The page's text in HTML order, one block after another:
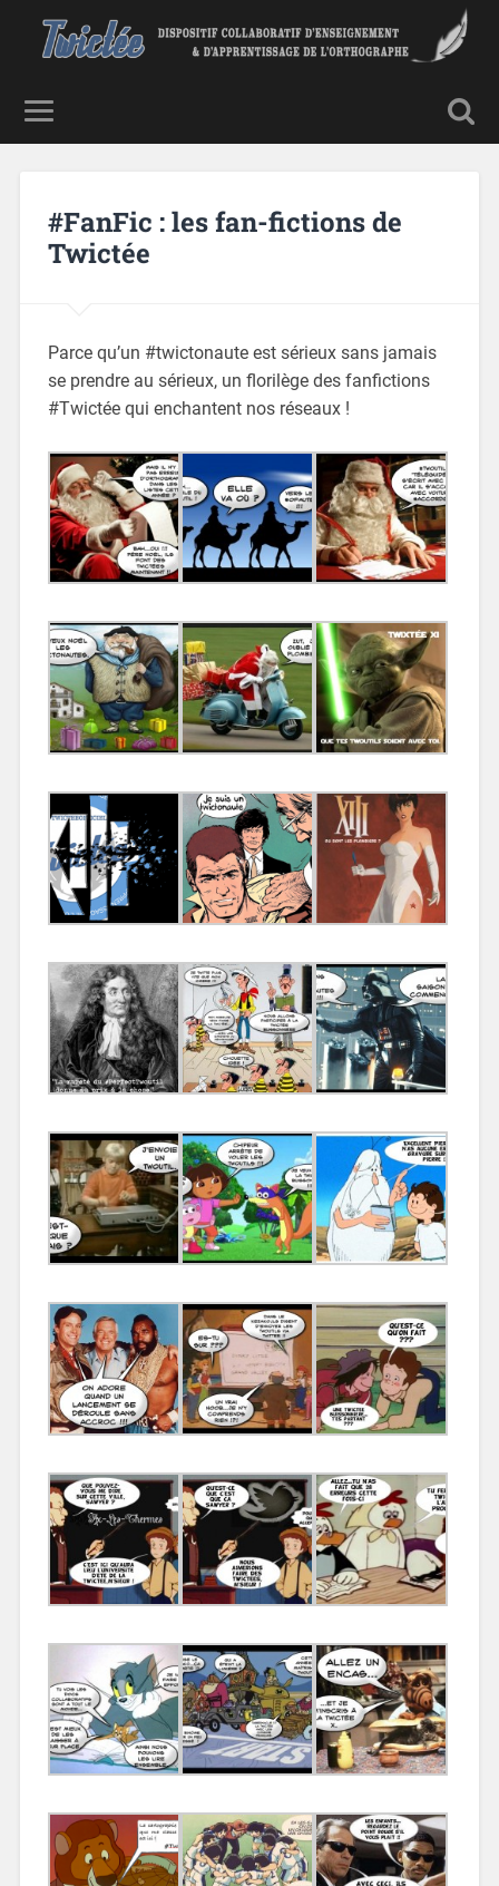
#FanFic : les fan-fictions de
Twictée
Parce qu’un #twictonaute est sérieux sans jamais
se prendre au sérieux, un florilège des fanfictions
#Twictée qui enchantent nos réseaux !